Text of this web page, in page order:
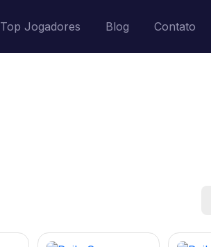
Top Jogadores Blog Contato